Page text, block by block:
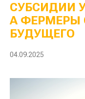
СУБСИДИИ
А ФЕРМЕРЫ
БУДУЩЕГО
04.09.2025